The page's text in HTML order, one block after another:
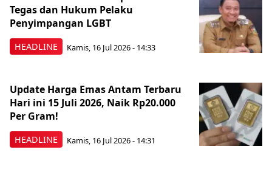
HEADLINE
Tegas dan Hukum Pelaku
Penyimpangan LGBT
Kamis, 16 Jul 2026 - 14:33
HEADLINE
Update Harga Emas Antam Terbaru
Hari ini 15 Juli 2026, Naik Rp20.000
Per Gram!
Kamis, 16 Jul 2026 - 14:31